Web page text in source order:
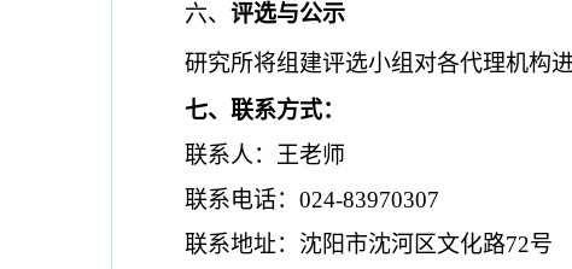
六、 评选与公示
研究所将组建评选小组对各代理机构
七、联系方式：
联系人：王老师
联系电话：024-83970307
联系地址：沈阳市沈河区文化路72号